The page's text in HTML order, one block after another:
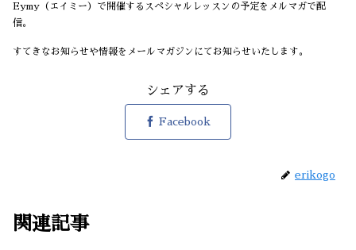
Eymy（エイミー）で開催するスペシャルレッスンの予定をメルマガで配
信。
すてきなお知らせや情報をメールマガジンにてお知らせいたします。
シェアする
Facebook
erikogo
関連記事